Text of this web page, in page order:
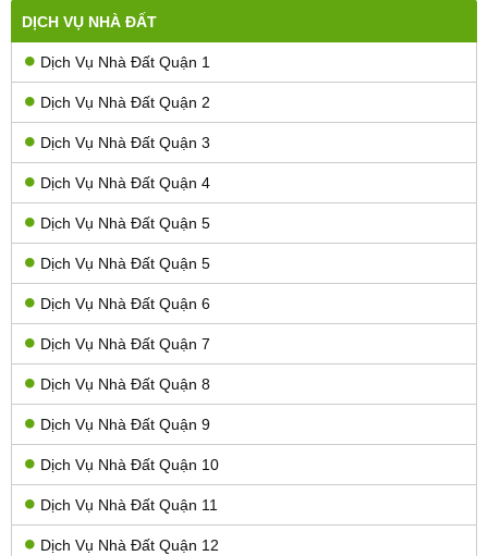
DỊCH VỤ NHÀ ĐẤT
Dịch Vụ Nhà Đất Quận 1
Dịch Vụ Nhà Đất Quận 2
Dịch Vụ Nhà Đất Quận 3
Dịch Vụ Nhà Đất Quận 4
Dịch Vụ Nhà Đất Quận 5
Dịch Vụ Nhà Đất Quận 5
Dịch Vụ Nhà Đất Quận 6
Dịch Vụ Nhà Đất Quận 7
Dịch Vụ Nhà Đất Quận 8
Dịch Vụ Nhà Đất Quận 9
Dịch Vụ Nhà Đất Quận 10
Dịch Vụ Nhà Đất Quận 11
Dịch Vụ Nhà Đất Quận 12